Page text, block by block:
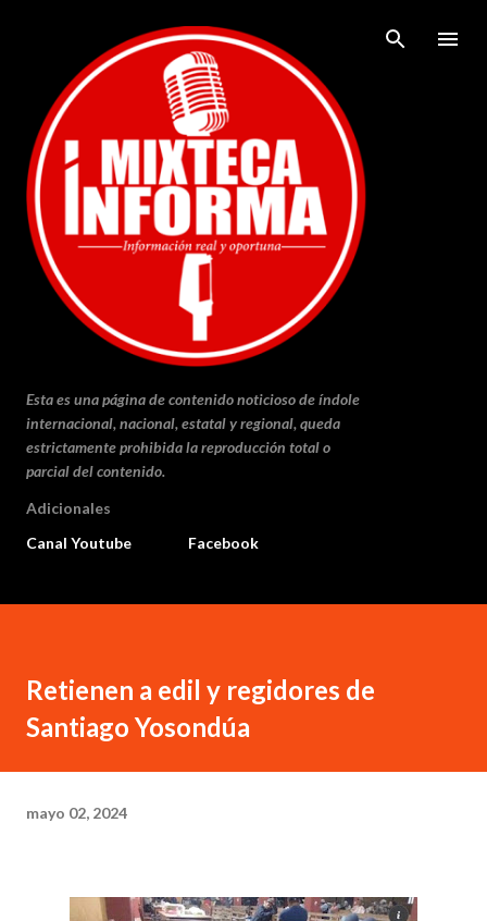
Ir al contenido principal
Esta es una página de contenido noticioso de índole
internacional, nacional, estatal y regional, queda
estrictamente prohibida la reproducción total o
parcial del contenido.
Adicionales
Canal Youtube
Facebook
Retienen a edil y regidores de
Santiago Yosondúa
mayo 02, 2024